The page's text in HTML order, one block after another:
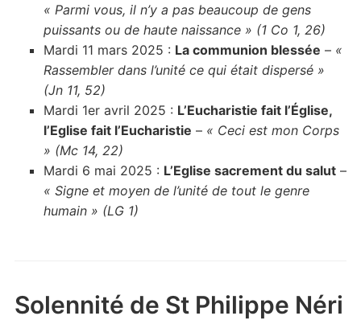
« Parmi vous, il n’y a pas beaucoup de gens
puissants ou de haute naissance » (1 Co 1, 26)
Mardi 11 mars 2025 : La communion blessée – «
Rassembler dans l’unité ce qui était dispersé »
(Jn 11, 52)
Mardi 1er avril 2025 : L’Eucharistie fait l’Église,
l’Eglise fait l’Eucharistie – « Ceci est mon Corps
» (Mc 14, 22)
Mardi 6 mai 2025 : L’Eglise sacrement du salut–
« Signe et moyen de l’unité de tout le genre
humain » (LG 1)
Solennité de St Philippe Néri